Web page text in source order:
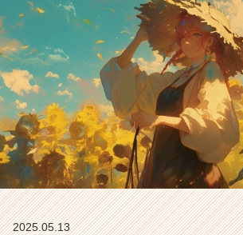
【雑
談】
#
2
6
#
2
7
卒
【株
式
2025.05.13